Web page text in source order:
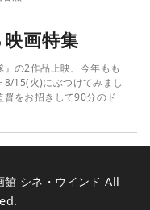
画特集
の2作品上映、今年もも
8/15(火)にぶつけてみまし
をお招きして90分のド
館 シネ・ウインド All